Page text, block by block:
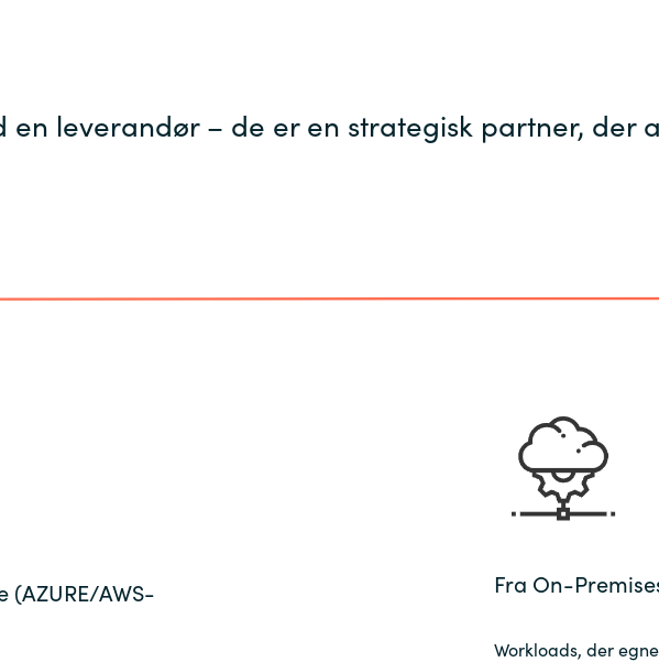
en leverandør – de er en strategisk partner, der
AWS-
Fra On-
Workloads, der